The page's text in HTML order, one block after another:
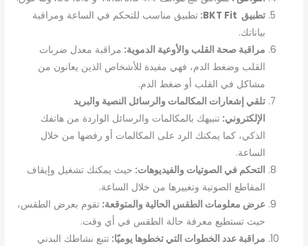
تطبيق BKT Fit:
تطبيق مناسب للتحكم في الساعة ومراقبة
بياناتك.
مراقبة صحة القلب والأوعية الدموية: مراقبة معدل ضربات
القلب وضغط الدم، فهي مفيدة للأشخاص الذين يعانون من
مشاكل في القلب أو ضغط الدم.
تلقي إشعارات المكالمات والرسائل النصية والبريد
الإلكتروني:تنبيهك بالمكالمات والرسائل الواردة من هاتفك
الذكي، كما يمكنك الرد على المكالمات أو رفضها من خلال
الساعة.
التحكم في الصوتيات والفيديوهات: حيث يمكنك تشغيل وإيقاف
المقاطع الصوتية وتغييرها من خلال الساعة.
عرض معلومات الطقس الحالية والمتوقعة:تقوم بعرض الطقس،
حيث تستطيع معرفة حالة الطقس في أي وقت.
مراقبة عدد الخطوات التي تخطوها يوميًا:تتبع نشاطك البدني